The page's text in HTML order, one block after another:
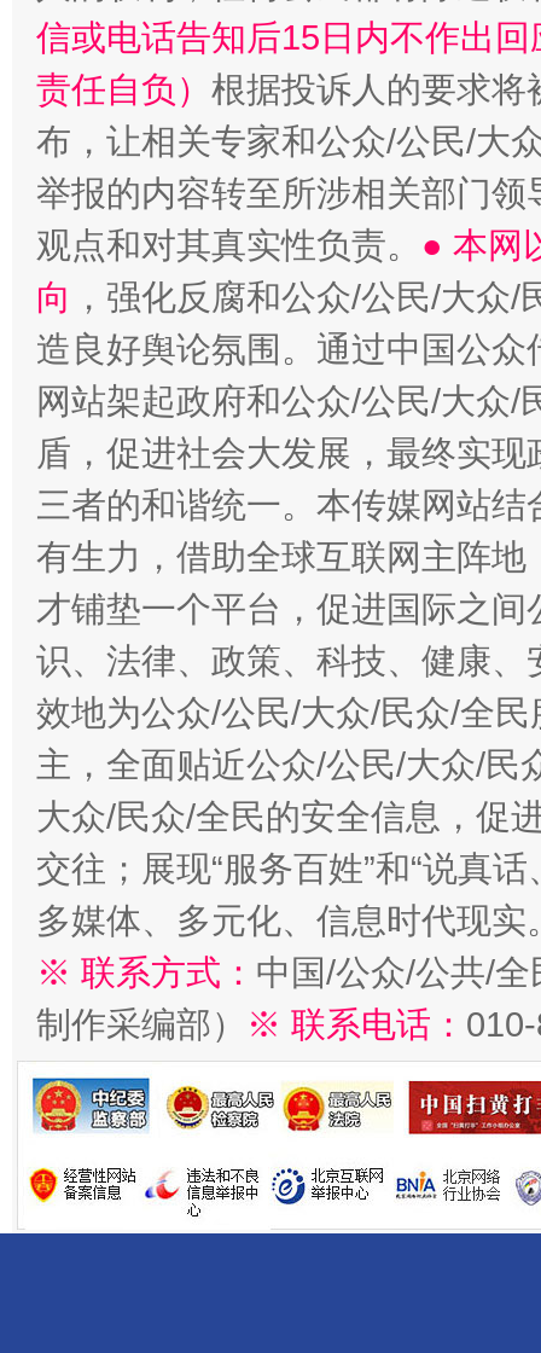
信或电话告知后15日内不作出
责任自负） 根据投诉人的要求将
布，让相关专家和公众/公民/大
举报的内容转至所涉相关部门
观点和对其真实性负责。 ● 本网
向 ，强化反腐和公众/公民/大众
造良好舆论氛围。通过中国公
网站架起政府和公众/公民/大众
盾，促进社会大发展，最终实
三者的和谐统一。本传媒网站
有生力，借助全球互联网主阵
才铺垫一个平台，促进国际之
识、法律、政策、科技、健康
效地为公众/公民/大众/民众/全
主，全面贴近公众/公民/大众/民
大众/民众/全民的安全信息，促
交往；展现“服务百姓”和“说真
多媒体、多元化、信息时代现实
※ 联系方式： 中国/公众/公共/
制作采编部）
※ 联系电话：